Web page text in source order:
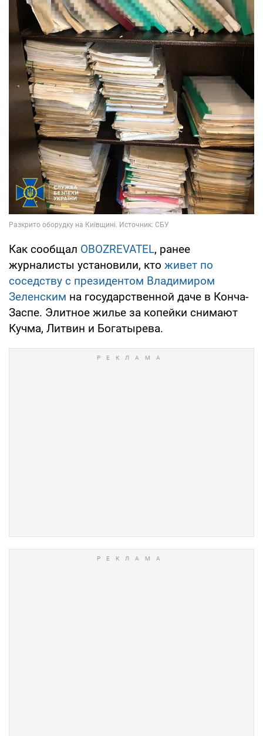
Как сообщал OBOZREVATEL, ранее
журналисты установили, кто живет по
соседству с президентом Владимиром
Зеленским на государственной даче в Конча-
Заспе. Элитное жилье за копейки снимают
Кучма, Литвин и Богатырева.